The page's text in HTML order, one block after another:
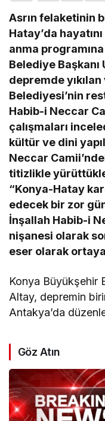
Asrın felaketinin
Hatay’da
anma
Belediye Başkanı
depremde
Belediyesi’nin
Habib-i Neccar
çalışmaları
kültür ve dini
Neccar
titizlikle
“Konya-Hatay
edecek bir zor
İnşallah Habib-i
nişanesi olarak
eser olarak
Konya Büyükşehir
Altay, depremin
Antakya’da
Göz Atın